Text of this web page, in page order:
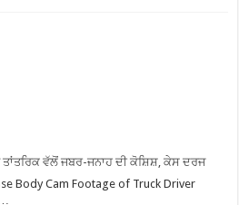
ਵੱਲੋਂ ਜਬਰ-ਜਨਾਹ ਦੀ ਕੋਸ਼ਿਸ਼, ਕੇਸ ਦਰਜ
Body Cam Footage of Truck Driver